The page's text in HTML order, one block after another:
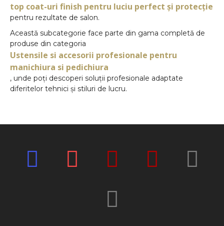
top coat-uri finish pentru luciu perfect și protecție
pentru rezultate de salon.
Această subcategorie face parte din gama completă de
produse din categoria
Ustensile si accesorii profesionale pentru
manichiura si pedichiura
, unde poți descoperi soluții profesionale adaptate
diferitelor tehnici și stiluri de lucru.